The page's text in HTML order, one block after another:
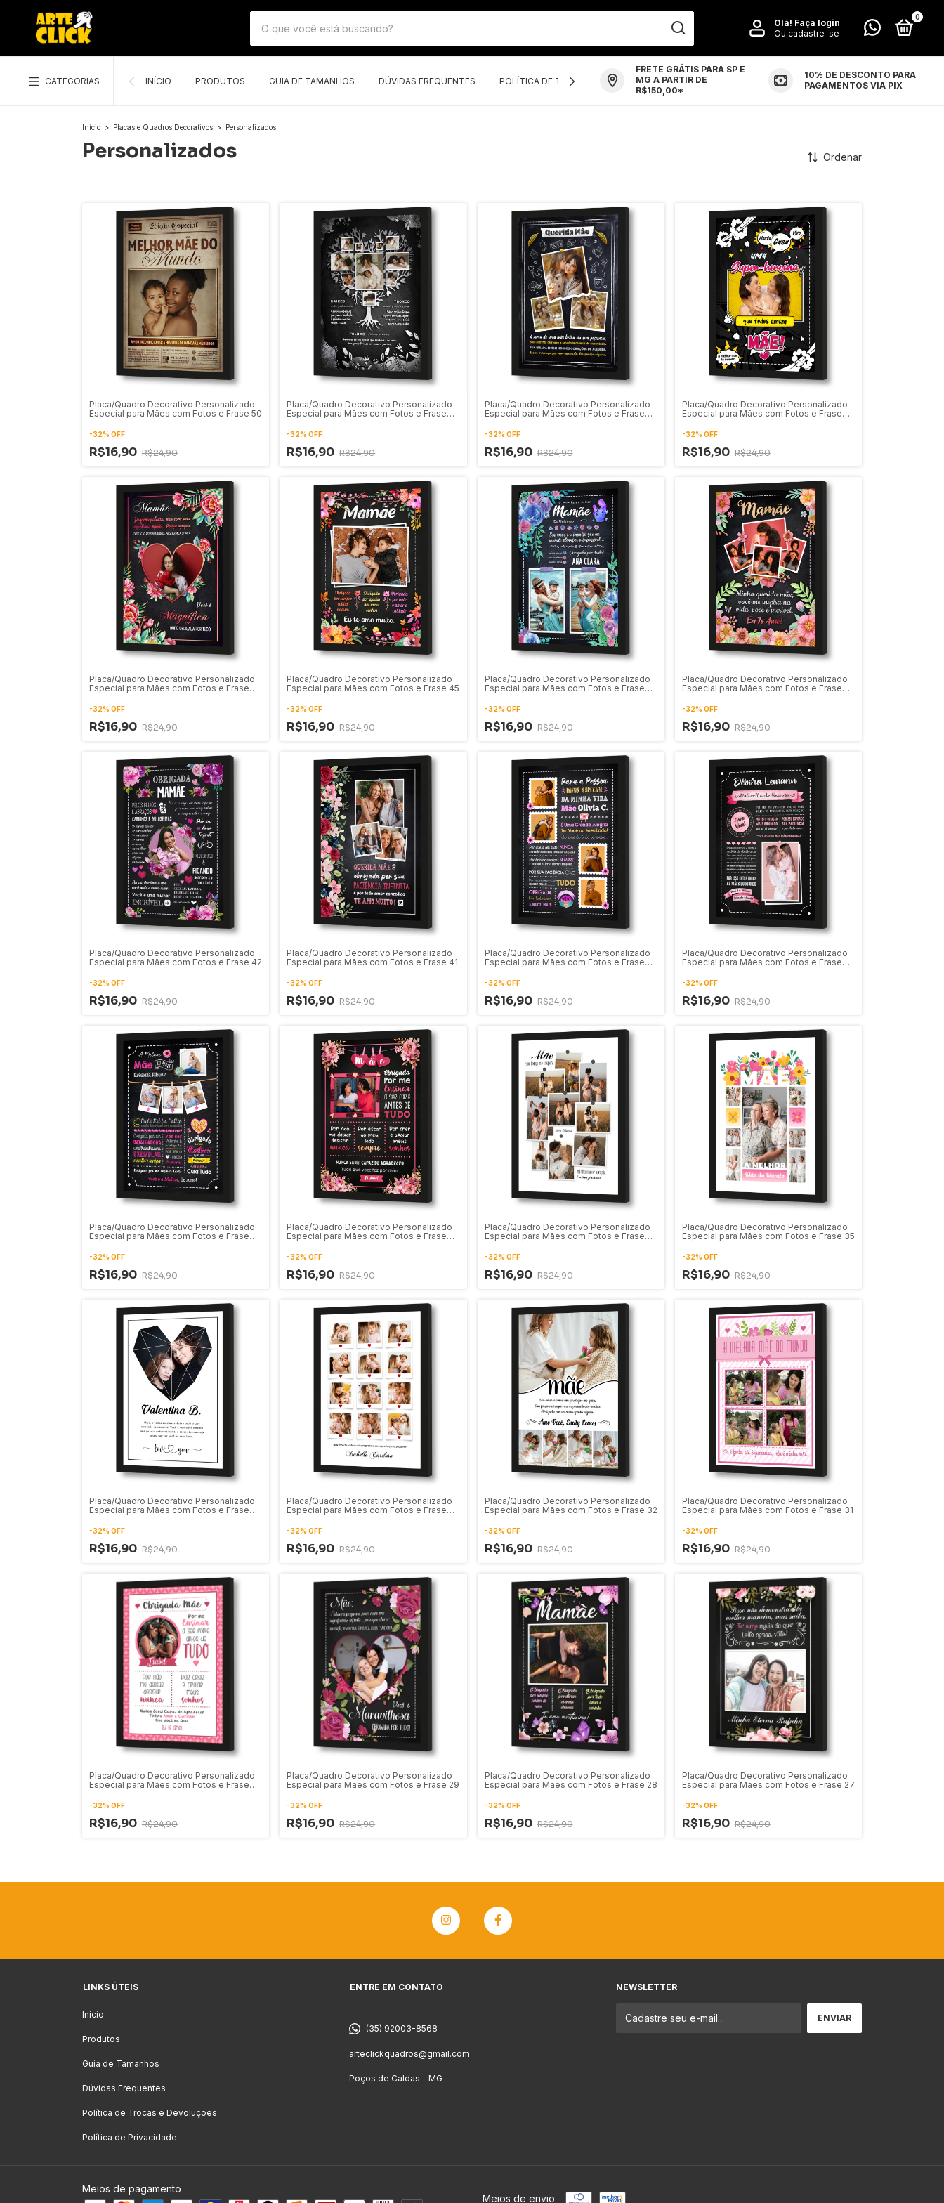
Olá! Faça login
Ou cadastre-se
0
CATEGORIAS INÍCIO PRODUTOS GUIA DE TAMANHOS DÚVIDAS FREQUENTES POLÍTICA DE TROCAS E DEVOLUÇÕES CONTATO
FRETE GRÁTIS PARA SP E
MG A PARTIR DE
R$150,00*
10% DE DESCONTO PARA
PAGAMENTOS VIA PIX
Início > Placas e Quadros Decorativos > Personalizados
Personalizados Ordenar
Placa/Quadro Decorativo Personalizado
Especial para Mães com Fotos e Frase 50
-32% OFF
R$16,90 R$24,90
Placa/Quadro Decorativo Personalizado
Especial para Mães com Fotos e Frase
-32%OFF
R$16,90 R$24,90
Placa/Quadro Decorativo Personalizado
Especial para Mães com Fotos e Frase
-32% OFF
R$16,90 R$24,90
Placa/Quadro Decorativo Personalizado
Especial para Mães com Fotos e Frase
-32% OFF
R$16,90 R$24,90
Placa/Quadro Decorativo Personalizado
Especial para Mães com Fotos e Frase
-32% OFF
R$16,90 R$24,90
Placa/Quadro Decorativo Personalizado
Especial para Mães com Fotos e Frase 45
-32%OFF
R$16,90 R$24,90
Placa/Quadro Decorativo Personalizado
Especial para Mães com Fotos e Frase
-32% OFF
R$16,90 R$24,90
Placa/Quadro Decorativo Personalizado
Especial para Mães com Fotos e Frase
-32% OFF
R$16,90 R$24,90
Placa/Quadro Decorativo Personalizado
Especial para Mães com Fotos e Frase 42
-32% OFF
R$16,90 R$24,90
Placa/Quadro Decorativo Personalizado
Especial para Mães com Fotos e Frase 41
-32%OFF
R$16,90 R$24,90
Placa/Quadro Decorativo Personalizado
Especial para Mães com Fotos e Frase
-32% OFF
R$16,90 R$24,90
Placa/Quadro Decorativo Personalizado
Especial para Mães com Fotos e Frase
-32% OFF
R$16,90 R$24,90
Placa/Quadro Decorativo Personalizado
Especial para Mães com Fotos e Frase
-32% OFF
R$16,90 R$24,90
Placa/Quadro Decorativo Personalizado
Especial para Mães com Fotos e Frase
-32%OFF
R$16,90 R$24,90
Placa/Quadro Decorativo Personalizado
Especial para Mães com Fotos e Frase
-32% OFF
R$16,90 R$24,90
Placa/Quadro Decorativo Personalizado
Especial para Mães com Fotos e Frase 35
-32% OFF
R$16,90 R$24,90
Placa/Quadro Decorativo Personalizado
Especial para Mães com Fotos e Frase
-32% OFF
R$16,90 R$24,90
Placa/Quadro Decorativo Personalizado
Especial para Mães com Fotos e Frase
-32%OFF
R$16,90 R$24,90
Placa/Quadro Decorativo Personalizado
Especial para Mães com Fotos e Frase 32
-32% OFF
R$16,90 R$24,90
Placa/Quadro Decorativo Personalizado
Especial para Mães com Fotos e Frase 31
-32% OFF
R$16,90 R$24,90
Placa/Quadro Decorativo Personalizado
Especial para Mães com Fotos e Frase
-32% OFF
R$16,90 R$24,90
Placa/Quadro Decorativo Personalizado
Especial para Mães com Fotos e Frase 29
-32%OFF
R$16,90 R$24,90
Placa/Quadro Decorativo Personalizado
Especial para Mães com Fotos e Frase 28
-32% OFF
R$16,90 R$24,90
Placa/Quadro Decorativo Personalizado
Especial para Mães com Fotos e Frase 27
-32% OFF
R$16,90 R$24,90
LINKS ÚTEIS
Início
Produtos
Guia de Tamanhos
Dúvidas Frequentes
Política de Trocas e Devoluções
Política de Privacidade
ENTRE EM CONTATO
(35) 92003-8568
arteclickquadros@gmail.com
Poços de Caldas - MG
NEWSLETTER
Meios de pagamento
Meios de envio